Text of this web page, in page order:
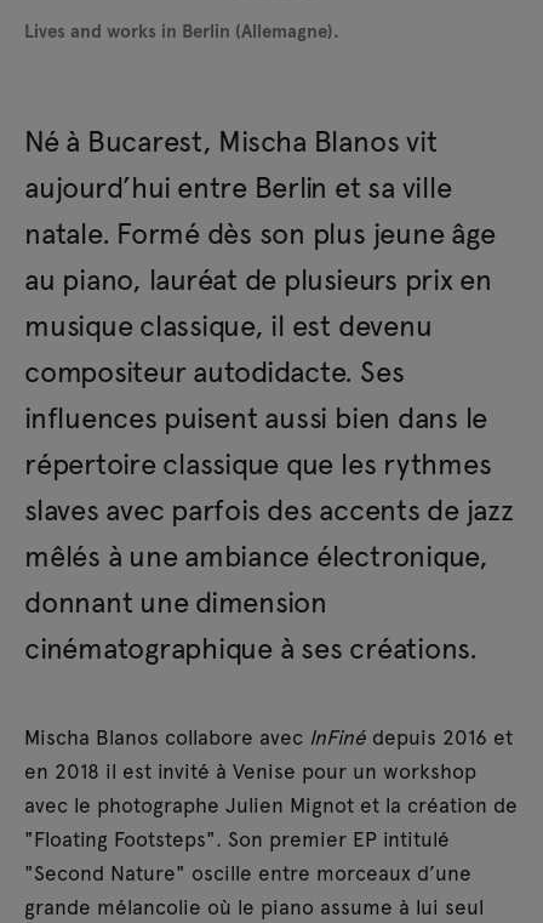
Lives and works in Berlin (Allemagne).
Né à Bucarest, Mischa Blanos vit
aujourd’hui entre Berlin et sa ville
natale. Formé dès son plus jeune âge
au piano, lauréat de plusieurs prix en
musique classique, il est devenu
compositeur autodidacte. Ses
influences puisent aussi bien dans le
répertoire classique que les rythmes
slaves avec parfois des accents de jazz
mêlés à une ambiance électronique,
donnant une dimension
cinématographique à ses créations.
Mischa Blanos collabore avec InFiné depuis 2016 et
en 2018 il est invité à Venise pour un workshop
avec le photographe Julien Mignot et la création de
"Floating Footsteps". Son premier EP intitulé
"Second Nature" oscille entre morceaux d’une
grande mélancolie où le piano assume à lui seul